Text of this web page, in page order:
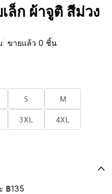
ล็ก ผ้าจูติ สีม่วง
ขายแล้ว 0 ชิ้น
S
M
3XL 4XL
฿135